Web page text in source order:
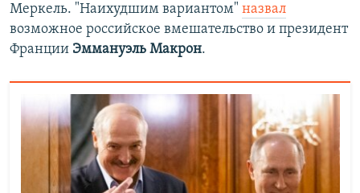
Меркель. "Наихудшим вариантом" назвал
возможное российское вмешательство и президент
Франции Эммануэль Макрон.